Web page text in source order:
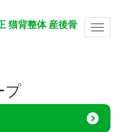
メニ
猫背整体 産後骨
プ